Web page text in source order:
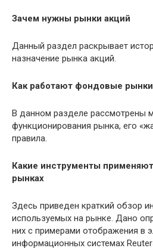
Зачем нужны рынки акций
Данный раздел раскрывает
назначение рынка акций.
Как работают фондовые рынки
В данном разделе рассмотрены
функционирования рынка, его
правила.
Какие инструменты
рынках
Здесь приведен краткий обзор
используемых на рынке. Дано
них с примерами отображения в
информационных системах